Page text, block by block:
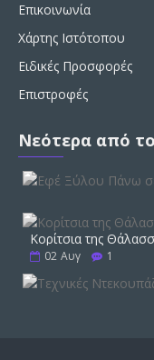
Επικοινωνία
Χάρτης Ιστότοπου
Ειδικές Προσφορές
Επιστροφές
Νεότερα από
Κορίτσια της
02 Αυγ 1